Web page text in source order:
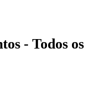
- Todos os